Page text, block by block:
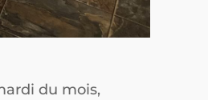
du mois,